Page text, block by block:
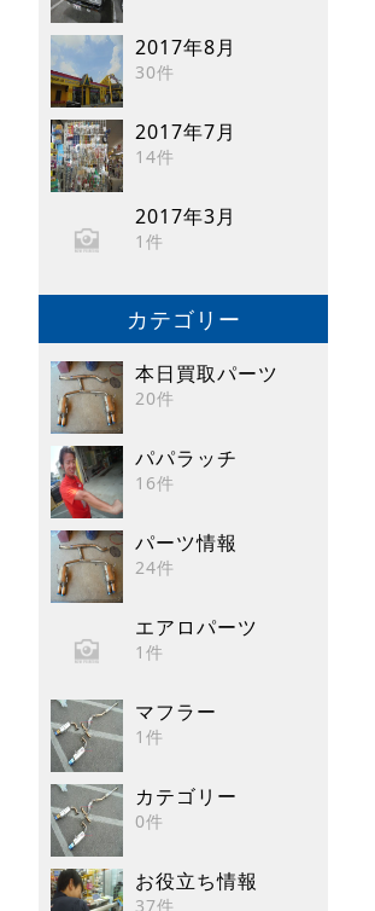
2017年8月
30件
2017年7月
14件
2017年3月
1件
カテゴリー
本日買取パーツ
20件
パパラッチ
16件
パーツ情報
24件
エアロパーツ
1件
マフラー
1件
カテゴリー
0件
お役立ち情報
37件